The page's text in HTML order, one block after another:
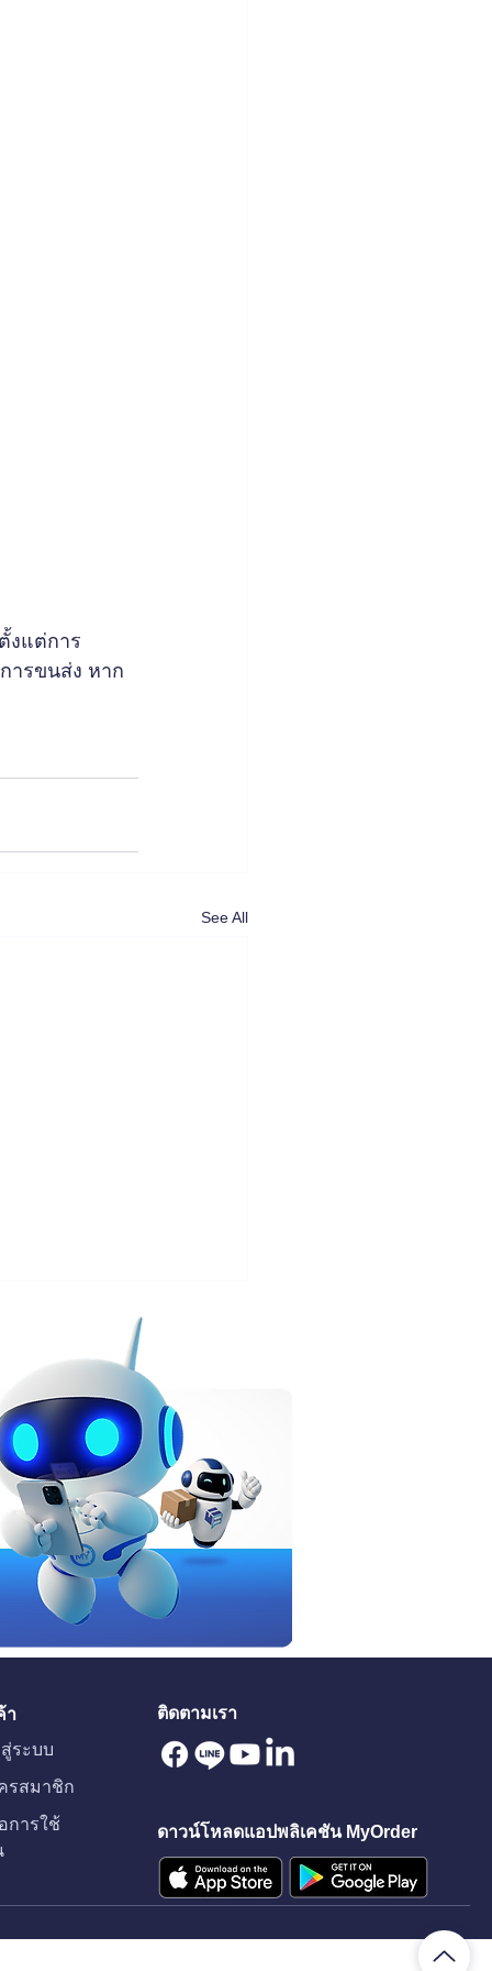
งแต่การ
ารขนส่ง หาก
See All
ยของออนไลน์ 2026: วิธี
ดขายและทำให้ร้านค้า
ณเติบโต
า
ระบบ
รสมาชิก
การใช้
ติดตามเรา
ดาวน์โหลดแอปพลิเคชัน MyOrder